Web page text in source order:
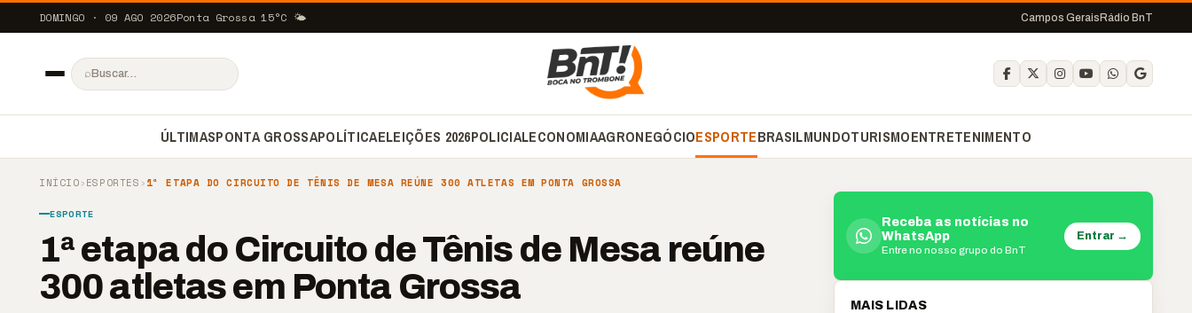
DOMINGO · 09 AGO 2026Ponta Grossa15°C 🌤️ Campos Gerais Rádio BnT
⌕
ÚLTIMASPONTA GROSSAPOLÍTICAELEIÇÕES 2026POLICIALECONOMIAAGRONEGÓCIOESPORTEBRASILMUNDOTURISMOENTRETENIMENTO
INÍCIO›ESPORTES ›1ª ETAPA DO CIRCUITO DE TÊNIS DE MESA REÚNE 300 ATLETAS EM PONTA GROSSA
ESPORTE
1ª etapa do Circuito de Tênis de Mesa reúne
300 atletas em Ponta Grossa
Receba as notícias no
WhatsApp
Entre no nosso grupo do BnT
Entrar →
MAIS LIDAS